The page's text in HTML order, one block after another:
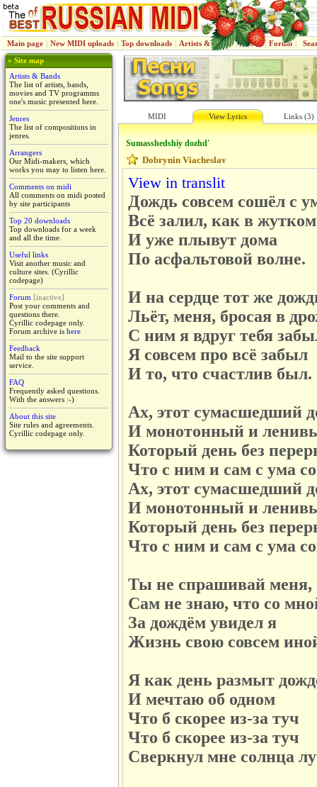
Main page | New MIDI uploads | Top downloads | Artists & Bands | Jenres | Forum |
» Site map
Artists & Bands
The list of artists, bands,
movies and TV programms
one's music presented here.
Jenres
The list of compositions in
jenres.
Arrangers
Our Midi-makers, which
works you may to listen here.
Comments on midi
All comments on midi posted
by site participants
Top 20 downloads
Top downloads for a week
and all the time.
Useful links
Visit another music and
culture sites. (Cyrillic
codepage)
Forum [inactive]
Post your comments and
questions there.
Cyrillic codepage only.
Forum archive is here
Feedback
Mail to the site support
service.
FAQ
Frequently asked questions.
With the answers :-)
About this site
Site rules and agreements.
Cyrillic codepage only.
MIDI View Lyrics Links (3)
Sumasshedshiy dozhd'
Dobrynin Viacheslav
View in translit
Дождь совсем сошёл с
Всё залил, как в
И уже плывут дома
По асфальтовой волне.
И на сердце тот же
Льёт, меня, бросая в
С ним я вдруг тебя
Я совсем про всё забыл
И то, что счастлив был.
Ах, этот сумасшедший
И монотонный и
Который день без
Что с ним и сам с ума
Ах, этот сумасшедший
И монотонный и
Который день без
Что с ним и сам с ума
Ты не спрашивай меня,
Сам не знаю, что со
За дождём увидел я
Жизнь свою совсем
Я как день размыт
И мечтаю об одном
Что б скорее из-за туч
Что б скорее из-за туч
Сверкнул мне солнца